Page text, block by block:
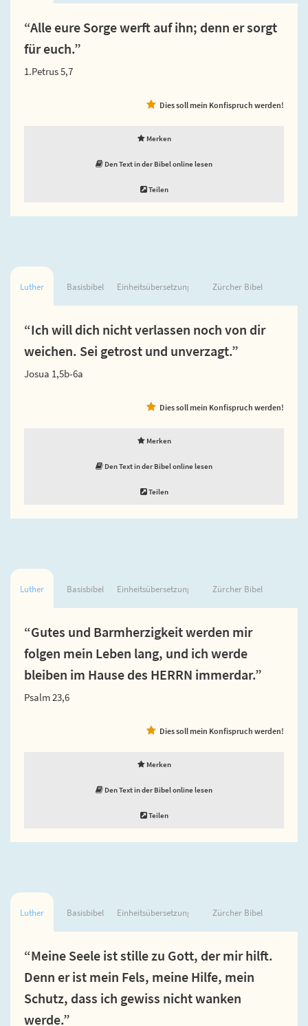
“Alle eure Sorge werft auf ihn; denn er sorgt
für euch.”
1.Petrus 5,7
Dies soll mein Konfispruch werden!
Merken
Den Text in der Bibel online lesen
Teilen
Luther Basisbibel Einheitsübersetzung Zürcher Bibel
“Ich will dich nicht verlassen noch von dir
weichen. Sei getrost und unverzagt.”
Josua 1,5b-6a
Dies soll mein Konfispruch werden!
Merken
Den Text in der Bibel online lesen
Teilen
Luther Basisbibel Einheitsübersetzung Zürcher Bibel
“Gutes und Barmherzigkeit werden mir
folgen mein Leben lang, und ich werde
bleiben im Hause des HERRN immerdar.”
Psalm 23,6
Dies soll mein Konfispruch werden!
Merken
Den Text in der Bibel online lesen
Teilen
Luther Basisbibel Einheitsübersetzung Zürcher Bibel
“Meine Seele ist stille zu Gott, der mir hilft.
Denn er ist mein Fels, meine Hilfe, mein
Schutz, dass ich gewiss nicht wanken
werde.”